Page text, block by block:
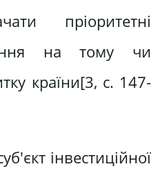
пріоритетні
на тому чи
країни[3, c. 147-
інвестиційної